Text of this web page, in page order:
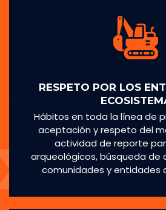
RESPETO POR LOS
Hábitos en toda la línea de
aceptación y respeto del
actividad de reporte
arqueológicos, búsqueda de
comunidades y entidades